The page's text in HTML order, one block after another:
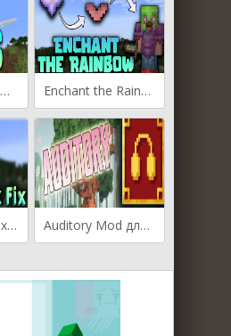
Twigs Mod для Майнкрафт [1.19.4, 1.19.2, 1.19] Enchant the Rainbow для Майнкрафт [1.19.4, 1.19.2, 1.19]
Memory Leak Fix для Майнкрафт [1.19.3, 1.19.2, 1.19] Auditory Mod для Майнкрафт [1.19.3, 1.19.2, 1.19]